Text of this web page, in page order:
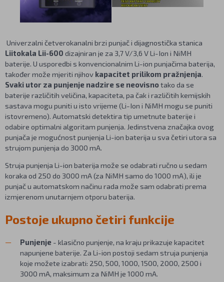
Univerzalni četverokanalni brzi punjač i dijagnostička stanica
Liitokala Lii-600 dizajniran je za 3,7 V/3,6 V Li-Ion i NiMH
baterije. U usporedbi s konvencionalnim Li-ion punjačima baterija,
također može mjeriti njihov kapacitet prilikom pražnjenja.
Svaki utor za punjenje nadzire se neovisnotako da se
baterije različitih veličina, kapaciteta, pa čak i različitih kemijskih
sastava mogu puniti u isto vrijeme (Li-Ion i NiMH mogu se puniti
istovremeno). Automatski detektira tip umetnute baterije i
odabire optimalni algoritam punjenja. Jedinstvena značajka ovog
punjača je mogućnost punjenja Li-ion baterija u sva četiri utora sa
strujom punjenja do 3000 mA.
Struja punjenja Li-ion baterija može se odabrati ručno u sedam
koraka od 250 do 3000 mA (za NiMH samo do 1000 mA), ili je
punjač u automatskom načinu rada može sam odabrati prema
izmjerenom unutarnjem otporu baterija.
Postoje ukupno četiri funkcije
Punjenje - klasično punjenje, na kraju prikazuje kapacitet
napunjene baterije. Za Li-ion postoji sedam struja punjenja
koje možete izabrati: 250, 500, 1000, 1500, 2000, 2500 i
3000 mA, maksimum za NiMH je 1000 mA.